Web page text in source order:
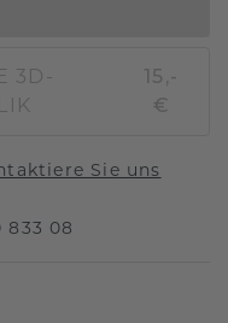
3D-
15,-
€
Sie uns
833 08